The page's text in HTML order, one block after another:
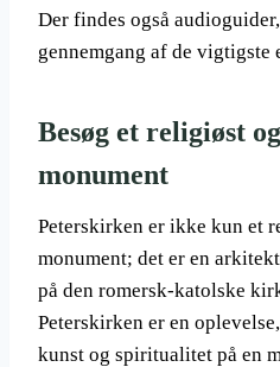
Der findes også
gennemgang af de vigtigste
Besøg et religiøst
monument
Peterskirken er ikke kun et
monument; det er en
på den romersk-katolske
Peterskirken er en
kunst og spiritualitet på en